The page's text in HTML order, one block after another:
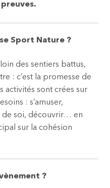
Sport Nature ?
des sentiers battus,
: c’est la promesse de
activités sont crées sur
: s’amuser,
de soi, découvrir… en
sur la cohésion
?